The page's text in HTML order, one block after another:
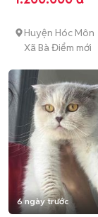
Huyện Hóc Môn
Xã Bà Điểm mới
6 ngày trước